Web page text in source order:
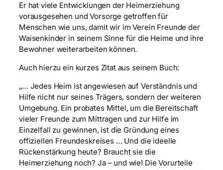
Er hat viele Entwicklungen der Heimerziehung
vorausgesehen und Vorsorge getroffen für
Menschen wie uns, damit wir im Verein Freunde der
Waisenkinder in seinem Sinne für die Heime und ihre
Bewohner weiterarbeiten können.
Auch hierzu ein kurzes Zitat aus seinem Buch:
„… Jedes Heim ist angewiesen auf Verständnis und
Hilfe nicht nur seines Trägers, sondern der weiteren
Umgebung. Ein probates Mittel, um die Bereitschaft
vieler Freunde zum Mittragen und zur Hilfe im
Einzelfall zu gewinnen, ist die Gründung eines
offiziellen Freundeskreises … Und die ideelle
Rückenstärkung heute? Braucht sie die
Heimerziehung noch? Ja – und wie! Die Vorurteile